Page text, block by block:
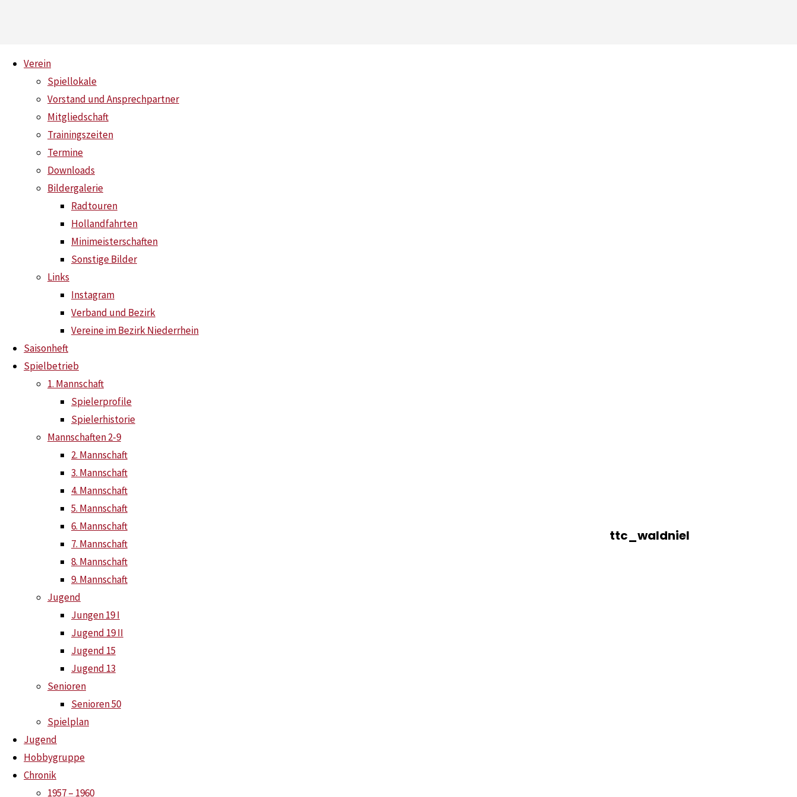
content
Verein
Spiellokale
Vorstand und Ansprechpartner
Mitgliedschaft
Trainingszeiten
Termine
Downloads
Bildergalerie
Radtouren
Hollandfahrten
Minimeisterschaften
Sonstige Bilder
Links
Instagram
Verband und Bezirk
Vereine im Bezirk Niederrhein
Saisonheft
Spielbetrieb
1. Mannschaft
Spielerprofile
Spielerhistorie
Mannschaften 2-9
2. Mannschaft
3. Mannschaft
4. Mannschaft
5. Mannschaft
6. Mannschaft
7. Mannschaft
8. Mannschaft
9. Mannschaft
Jugend
Jungen 19 I
Jugend 19 II
Jugend 15
Jugend 13
Senioren
Senioren 50
Spielplan
Jugend
Hobbygruppe
Chronik
1957 – 1960
Zweit- und Drittligisten setzen ein Zeichen
Zweit- und Drittligisten setzen ein Zeichen
Neuzugänge und Rückkehrer
Saisoneröffnungsradtour 2026
1. Juni 20261. Juni 2026
In einem offenen Brief wenden sich Zweit- und Drittligisten an den DTTB und die TTBL gegen die einseitige Einführung
des „Pokal Grand Opening“.
Liebe Vertreter der TTBL-Sport GmbH,
lieber DTTB-Vorstand,
der Pokal-Wettbewerb soll der fairste Wettbewerb sein, in dem alle teilnehmenden Clubs mit denselben Chancen starten,
unabhängig von ihrer bisherigen Platzierung oder ihrem Renommee.
Der Pokal-Wettbewerb soll für maximale Spannung stehen. Keine langen Tabellen, keine strategischen Überlegungen über die
gesamte Saison. Wer gewinnt, kommt weiter. Wer verliert, scheidet aus. Dieses klare Prinzip macht den Wettbewerb transparent,
nachvollziehbar sowie authentisch. Jede Partie soll einen Endspielcharakter besitzen und für eine Intensität sorgen, die
Zuschauer:innen sowie Athlet:innen zugleich begeistert. Durch Emotion, Dramatik und Unvorhersehbarkeit sollen Geschichten
ttc_waldniel